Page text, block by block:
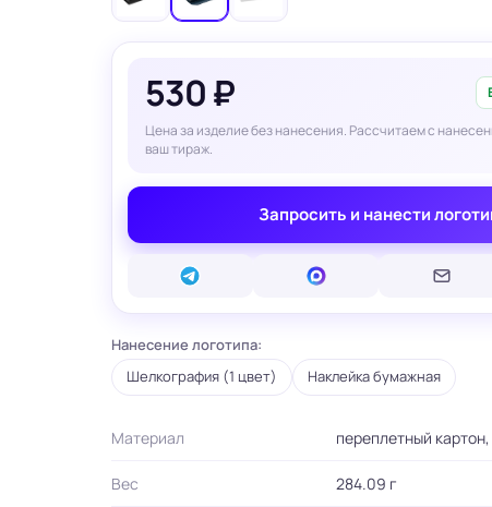
Шелфтокеры
Готовые бумажные пакеты
Картонные коробки
Шуберы, обечайки
Печать на фотобумаге
пленке
Стенды
Баннеры
Печать на холсте
Печать
Печать
530 ₽
Цена за изделие без нанесения. Рассчитаем с
ваш тираж.
Запросить и нанести
Нанесение логотипа:
Шелкография (1 цвет) Наклейка бумажная
Материал переплетный
Вес 284.09 г